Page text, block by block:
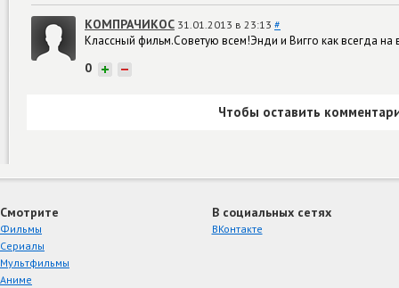
КОМПРАЧИКОС 31.01.2013 в 23:13 #
Классный фильм.Советую всем!Энди и Вигго как всегда на
0 + −
Чтобы оставить
Смотрите
Фильмы
Сериалы
Мультфильмы
Аниме
В социальных сетях
ВКонтакте